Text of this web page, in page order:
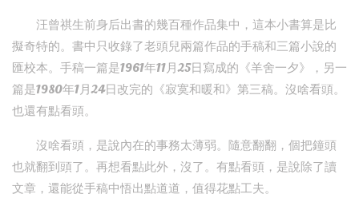
汪曾祺生前身后出書的幾百種作品集中，這本小書算是比
擬奇特的。書中只收錄了老頭兒兩篇作品的手稿和三篇小說的
匯校本。手稿一篇是1961年11月25日寫成的《羊舍一夕》，另一
篇是1980年1月24日改完的《寂寞和暖和》第三稿。沒啥看頭。
也還有點看頭。
沒啥看頭，是說內在的事務太薄弱。隨意翻翻，個把鐘頭
也就翻到頭了。再想看點此外，沒了。有點看頭，是說除了讀
文章，還能從手稿中悟出點道道，值得花點工夫。